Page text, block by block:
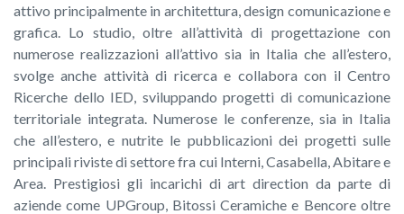
attivo principalmente in architettura, design comunicazione e
grafica. Lo studio, oltre all’attività di progettazione con
numerose realizzazioni all’attivo sia in Italia che all’estero,
svolge anche attività di ricerca e collabora con il Centro
Ricerche dello IED, sviluppando progetti di comunicazione
territoriale integrata. Numerose le conferenze, sia in Italia
che all’estero, e nutrite le pubblicazioni dei progetti sulle
principali riviste di settore fra cui Interni, Casabella, Abitare e
Area. Prestigiosi gli incarichi di art direction da parte di
aziende come UPGroup, Bitossi Ceramiche e Bencore oltre